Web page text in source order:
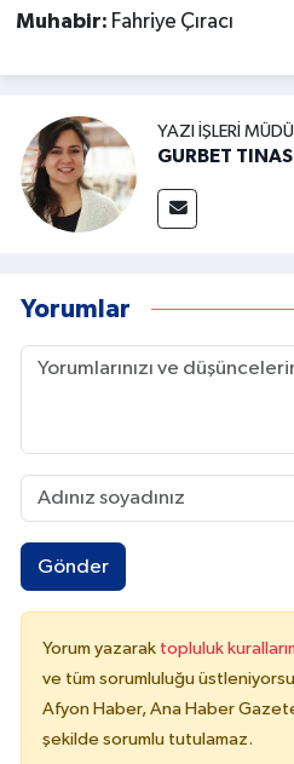
Muhabir: Fahriye Çıracı
YAZI İŞLERI
GURBET TINAS
Yorumlar
Gönder
Yorum yazarak topluluk
ve tüm sorumluluğu
Afyon Haber, Ana Haber
şekilde sorumlu tutulamaz.